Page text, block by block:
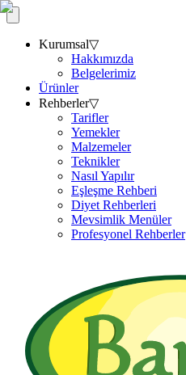
Kurumsal▽
Hakkımızda
Belgelerimiz
Ürünler
Rehberler▽
Tarifler
Yemekler
Malzemeler
Teknikler
Nasıl Yapılır
Eşleşme Rehberi
Diyet Rehberleri
Mevsimlik Menüler
Profesyonel Rehberler